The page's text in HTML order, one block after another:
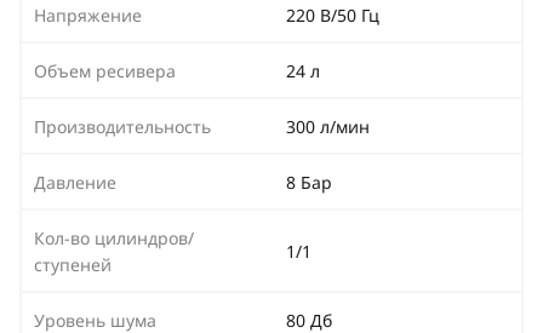
Напряжение 220 В/50 Гц
Объем ресивера 24 л
Производительность 300 л/мин
Давление 8 Бар
Кол-во цилиндров/
ступеней
1/1
Уровень шума 80 Дб